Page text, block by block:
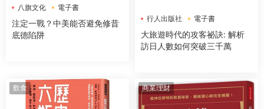
八旗文化 電子書
注定一戰？中美能否避免修昔
底德陷阱
行人出版社 電子書
大旅遊時代的攻客祕訣: 解析
訪日人數如何突破三千萬
飲食 商業理財